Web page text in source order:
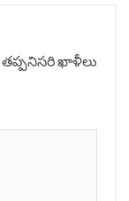
తప్పనిసరి ఖాళీలు